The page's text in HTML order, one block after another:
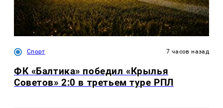
Спорт 7 часов назад
ФК «Балтика» победил «Крылья
Советов» 2:0 в третьем туре РПЛ